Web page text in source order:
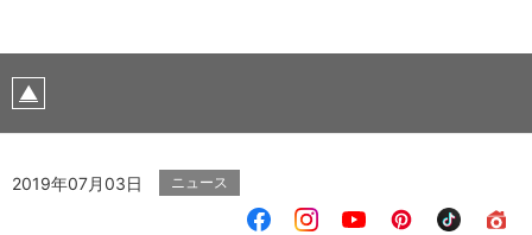
2019年07月03日 ニュース